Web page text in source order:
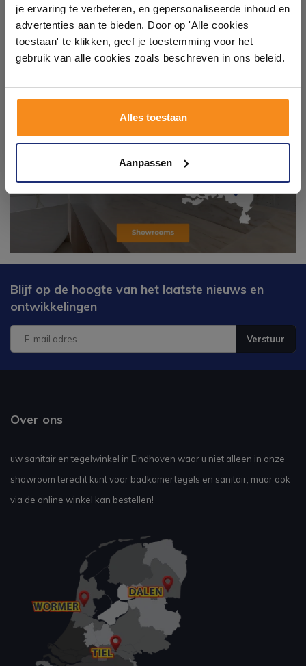
je ervaring te verbeteren, en gepersonaliseerde inhoud en
advertenties aan te bieden. Door op 'Alle cookies
toestaan' te klikken, geef je toestemming voor het
gebruik van alle cookies zoals beschreven in ons beleid.
Alles toestaan
Aanpassen
Blijf op de hoogte van het laatste nieuws en
ontwikkelingen
Verstuur
Over ons
uw sanitair en tegelwinkel in Eindhoven waar u niet alleen in onze
showroom terecht kunt voor badkamertegels en sanitair, maar ook
via de online winkel kan bestellen!
Laat je inspireren door 21 volledig ingerichte
badkameropstellingen – van compact tot luxe. Onze
ervaren adviseurs helpen je persoonlijk, en je vindt
tegels & sanitair direct uit voorraad. Gratis parkeren
op eigen terrein.
Kom langs en ervaar zelf het verschil!